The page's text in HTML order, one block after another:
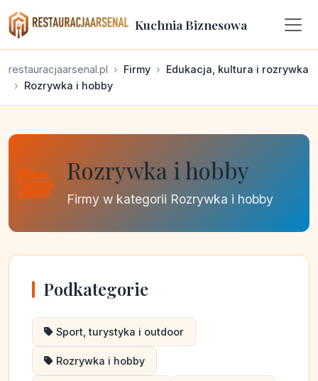
Kuchnia Biznesowa
restauracjaarsenal.pl Firmy
Edukacja, kultura i rozrywka
Rozrywka i hobby
Rozrywka i hobby
Firmy w kategorii Rozrywka i hobby
Podkategorie
Sport, turystyka i outdoor
Rozrywka i hobby